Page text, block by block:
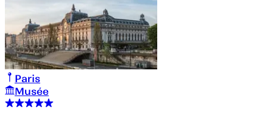
Paris
Musée